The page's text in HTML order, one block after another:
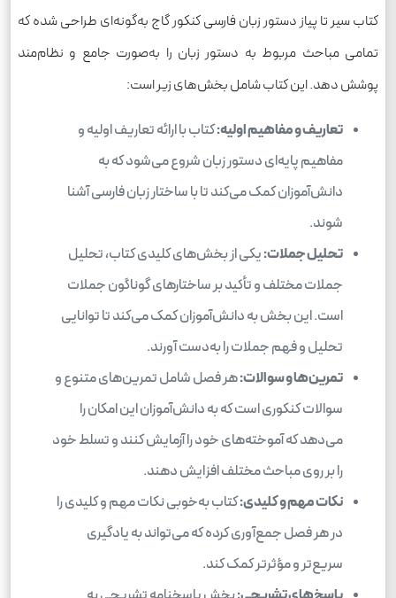
کتاب سیر تا پیاز دستور زبان فارسی کنکور گاج به‌گونه‌ای طراحی شده که
تمامی مباحث مربوط به دستور زبان را به‌صورت جامع و نظام‌مند
پوشش دهد. این کتاب شامل بخش‌های زیر است:
تعاریف و مفاهیم اولیه:کتاب با ارائه تعاریف اولیه و
مفاهیم پایه‌ای دستور زبان شروع می‌شود که به
دانش‌آموزان کمک می‌کند تا با ساختار زبان فارسی آشنا
شوند.
تحلیل جملات:یکی از بخش‌های کلیدی کتاب، تحلیل
جملات مختلف و تأکید بر ساختارهای گوناگون جملات
است. این بخش به دانش‌آموزان کمک می‌کند تا توانایی
تحلیل و فهم جملات را به‌دست آورند.
تمرین‌ها و سوالات:هر فصل شامل تمرین‌های متنوع و
سوالات کنکوری است که به دانش‌آموزان این امکان را
می‌دهد که آموخته‌های خود را آزمایش کنند و تسلط خود
را بر روی مباحث مختلف افزایش دهند.
نکات مهم و کلیدی:کتاب به‌خوبی نکات مهم و کلیدی را
در هر فصل جمع‌آوری کرده که می‌تواند به یادگیری
سریع‌تر و مؤثرتر کمک کند.